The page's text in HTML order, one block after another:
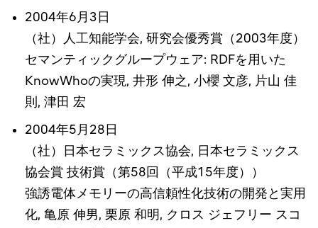
2004年6月3日
（社）人工知能学会, 研究会優秀賞（2003年度）
セマンティックグループウェア: RDFを用いた
KnowWhoの実現, 井形 伸之, 小櫻 文彦, 片山 佳
則, 津田 宏
2004年5月28日
（社）日本セラミックス協会, 日本セラミックス
協会賞 技術賞（第58回（平成15年度））
強誘電体メモリーの高信頼性化技術の開発と実用
化, 亀原 伸男, 栗原 和明, クロス ジェフリー スコ